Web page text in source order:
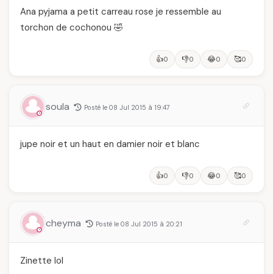
Ana pyjama a petit carreau rose je ressemble au
torchon de cochonou 🤣
👍0 👎0 😂0 🥰0
soula Posté le 08 Jul 2015 à 19:47
jupe noir et un haut en damier noir et blanc
👍0 👎0 😂0 🥰0
cheyma Posté le 08 Jul 2015 à 20:21
Zinette lol